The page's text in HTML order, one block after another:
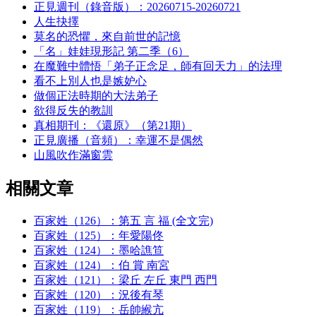
正見週刊（錄音版）：20260715-20260721
人生抉擇
莫名的恐懼，來自前世的記憶
「名」娃娃現形記 第二季（6）
在魔難中體悟「弟子正念足，師有回天力」的法理
看不上別人也是嫉妒心
做個正法時期的大法弟子
欲得反失的教訓
真相期刊：《還原》（第21期）
正見廣播（音頻）：幸運不是偶然
山風吹作滿窗雲
相關文章
百家姓（126）：第五 言 福 (全文完)
百家姓（125）：年愛陽佟
百家姓（124）：墨哈譙笪
百家姓（124）：伯 賞 南宮
百家姓（121）：梁丘 左丘 東門 西門
百家姓（120）：況後有琴
百家姓（119）：岳帥緱亢